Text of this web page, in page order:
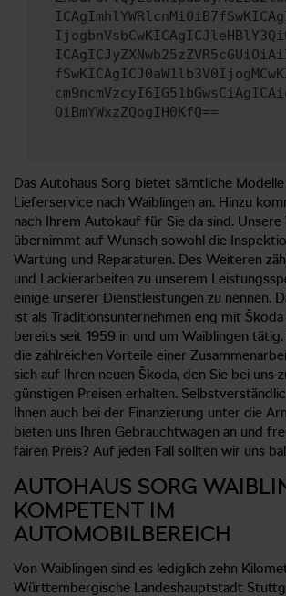
OiBmYWxzZQogIH0KfQ==
Das Autohaus Sorg bietet sämtliche
Lieferservice nach Waiblingen an. Hinzu
nach Ihrem Autokauf für Sie da sind.
übernimmt auf Wunsch sowohl die
Wartung und Reparaturen. Des Weiteren
und Lackierarbeiten zu unserem
einige unserer Dienstleistungen zu nennen.
ist als Traditionsunternehmen eng mit
bereits seit 1959 in und um Waiblingen
die zahlreichen Vorteile einer
sich auf Ihren neuen Škoda, den Sie bei uns
günstigen Preisen erhalten.
Ihnen auch bei der Finanzierung unter die
bieten uns Ihren Gebrauchtwagen an und
fairen Preis? Auf jeden Fall sollten wir uns
AUTOHAUS SORG
KOMPETENT IM
AUTOMOBILBEREICH
Von Waiblingen sind es lediglich zehn
Württembergische Landeshauptstadt